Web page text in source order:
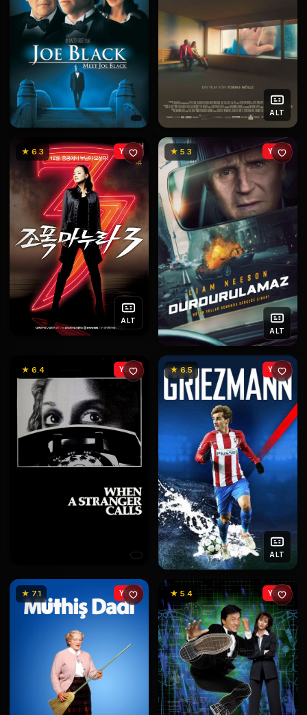
ALT
★ 6.3
ALT
YENİ ★ 5.3
ALT
YENİ
★ 6.4 YENİ ★ 6.5
ALT
YENİ
★ 7.1 YENİ ★ 5.4 YENİ